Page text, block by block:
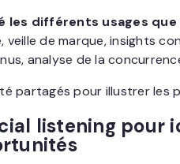
les différents usages que
veille de marque, insights
analyse de la
partagés pour illustrer les
listening pour